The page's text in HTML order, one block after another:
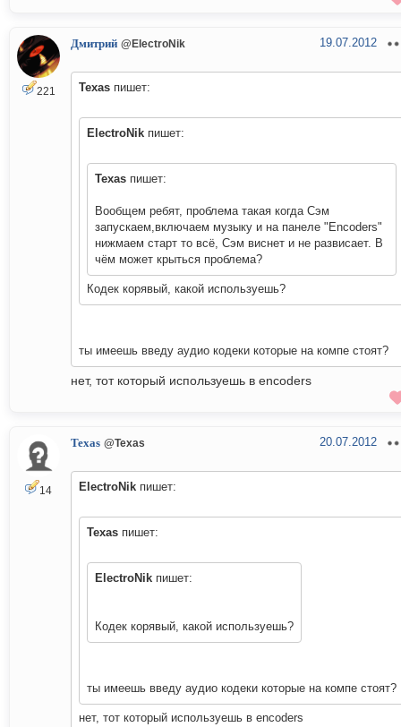
221
Дмитрий @ElectroNik 19.07.2012
Texas пишет:
ElectroNik пишет:
Texas пишет:
Вообщем ребят, проблема такая когда Сэм
запускаем,включаем музыку и на панеле "Encoders"
нижмаем старт то всё, Сэм виснет и не развисает. В
чём может крыться проблема?
Кодек корявый, какой используешь?
ты имеешь введу аудио кодеки которые на компе стоят?
нет, тот который используешь в encoders
14
Texas @Texas 20.07.2012
ElectroNik пишет:
Texas пишет:
ElectroNik пишет:
Кодек корявый, какой используешь?
ты имеешь введу аудио кодеки которые на компе стоят?
нет, тот который используешь в encoders